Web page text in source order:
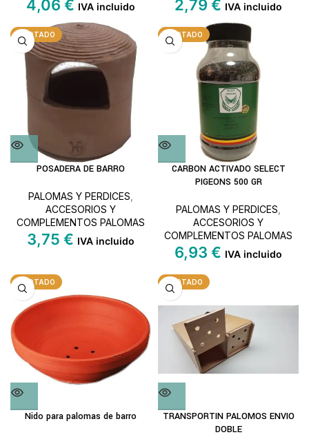
4,06 € IVA incluido 2,79 € IVA incluido
AGOTADO
POSADERA DE BARRO
PALOMAS Y PERDICES
ACCESORIOS Y
COMPLEMENTOS PALOMAS
3,75 € IVA incluido
AGOTADO
CARBON ACTIVADO SELECT
PIGEONS 500 GR
PALOMAS Y PERDICES
ACCESORIOS Y
COMPLEMENTOS PALOMAS
6,93 € IVA incluido
AGOTADO
Nido para palomas de barro
AGOTADO
TRANSPORTIN PALOMOS ENVIO
DOBLE